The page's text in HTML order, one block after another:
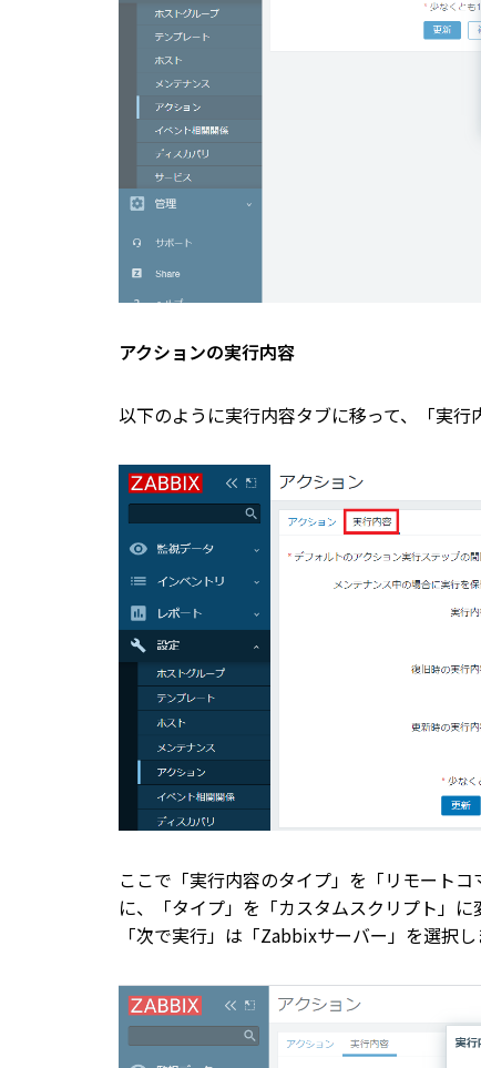
アクションの実行内容
以下のように実行内容タブに移って、「実行
ここで「実行内容のタイプ」を「リモート
に、「タイプ」を「カスタムスクリプト」に
「次で実行」は「Zabbixサーバー」を選択し